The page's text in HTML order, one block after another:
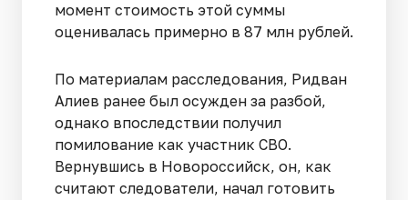
момент стоимость этой суммы
оценивалась примерно в 87 млн рублей.
По материалам расследования, Ридван
Алиев ранее был осужден за разбой,
однако впоследствии получил
помилование как участник СВО.
Вернувшись в Новороссийск, он, как
считают следователи, начал готовить